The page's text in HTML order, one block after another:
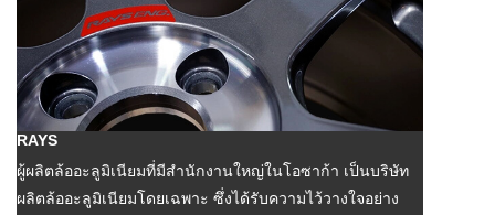
RAYS
ผู้ผลิตล้ออะลูมิเนียมที่มีสำนักงานใหญ่ในโอซาก้า เป็นบริษัท
ผลิตล้ออะลูมิเนียมโดยเฉพาะ ซึ่งได้รับความไว้วางใจอย่าง